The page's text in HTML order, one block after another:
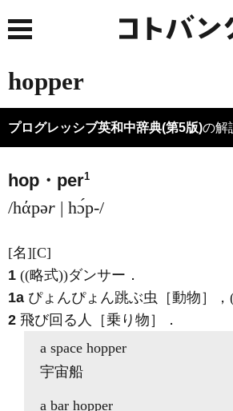
hopper
プログレッシブ英和中辞典(第5版)の解
hop・per1
/hάpər | hɔ́p-/
[名][C]
1 ((略式))ダンサー ．
1a ぴょんぴょん跳ぶ虫［動物］
2 飛び回る人［乗り物］
．
a space hopper
宇宙船
a bar hopper